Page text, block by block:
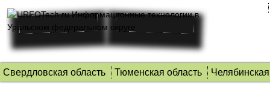
Свердловская область Тюменская область